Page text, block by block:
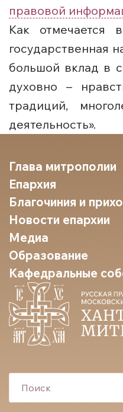
правовой
Как отмечается
государственная
большой вклад в
духовно –
традиций,
деятельность».
Глава митрополии
Епархия
Благочиния и
Новости епархии
Медиа
Образование
Кафедральные